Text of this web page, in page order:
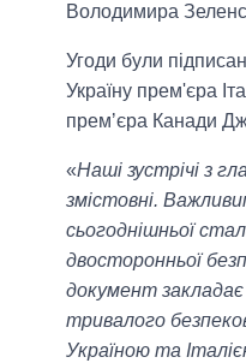
Володимира
Угоди були
Україну прем'єра
премʼєра Канади
«Наші зустрічі з
змістовні.
сьогоднішньої
двосторонньої
документ закладає
тривалого
Україною та